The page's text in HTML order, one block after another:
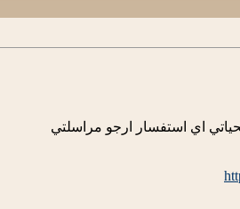
اي استفسار ارجو مراسلتي